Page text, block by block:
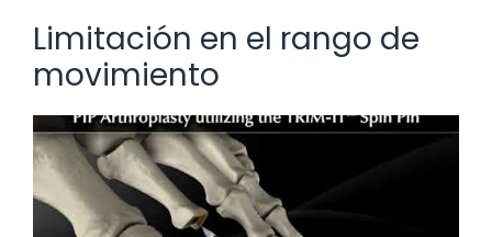
Limitación en el rango de
movimiento